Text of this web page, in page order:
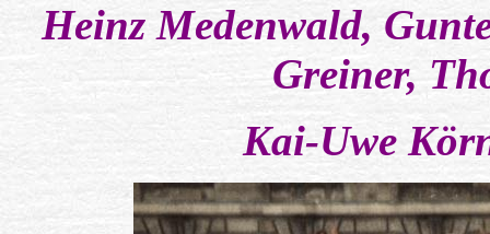
Heinz Medenwald,
Greiner,
Kai-Uwe